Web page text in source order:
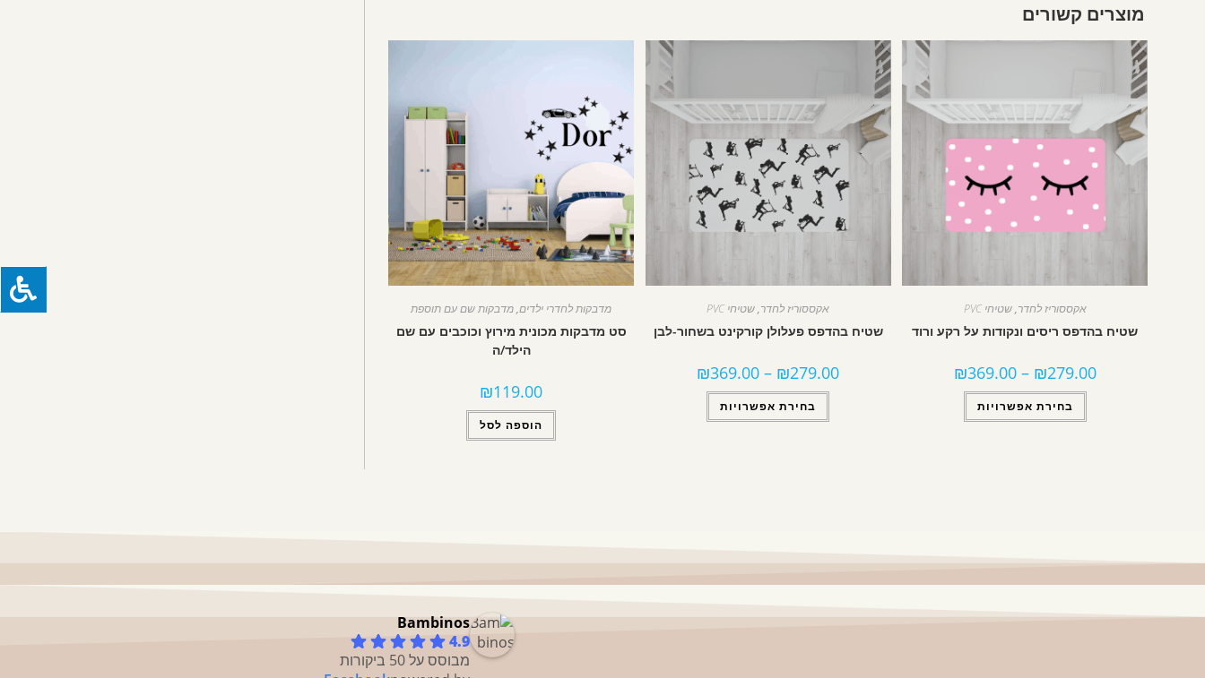
מוצרים קשורים
מדבקות לחדרי ילדים,מדבקות שם עם תוספת
סט מדבקות מכונית מירוץ וכוכבים עם שם
הילד/ה
₪119.00
הוספה לסל
אקססוריז לחדר,שטיחי PVC
שטיח בהדפס פעלולן קורקינט בשחור-לבן
₪279.00
–
₪369.00
בחירת אפשרויות
אקססוריז לחדר,שטיחי PVC
שטיח בהדפס ריסים ונקודות על רקע ורוד
₪279.00
–
₪369.00
בחירת אפשרויות
Bambinos
4.9
מבוסס על 50 ביקורות